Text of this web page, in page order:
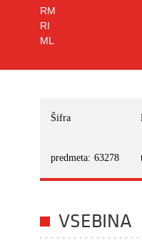
RM
RI
ML
Šifra
predmeta: 63278
VSEBINA